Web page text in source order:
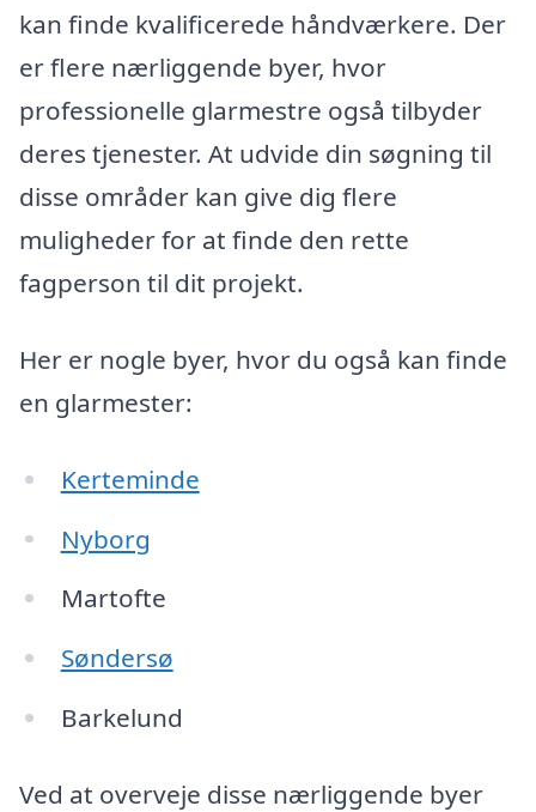
kan finde kvalificerede håndværkere. Der
er flere nærliggende byer, hvor
professionelle glarmestre også tilbyder
deres tjenester. At udvide din søgning til
disse områder kan give dig flere
muligheder for at finde den rette
fagperson til dit projekt.
Her er nogle byer, hvor du også kan finde
en glarmester:
Kerteminde
Nyborg
Martofte
Søndersø
Barkelund
Ved at overveje disse nærliggende byer